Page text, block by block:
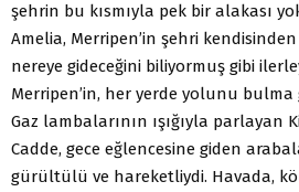
şehrin bu kısmıyla pek bir alakası
Amelia, Merripen’in şehri
nereye gideceğini biliyormuş gibi
Merripen’in, her yerde yolunu bulma
Gaz lambalarının ışığıyla parlayan
Cadde, gece eğlencesine giden
gürültülü ve hareketliydi. Havada,